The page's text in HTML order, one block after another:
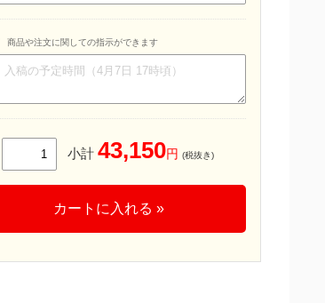
商品や注文に関しての指示ができます
小計 43,150円 (税抜き)
カートに入れる »